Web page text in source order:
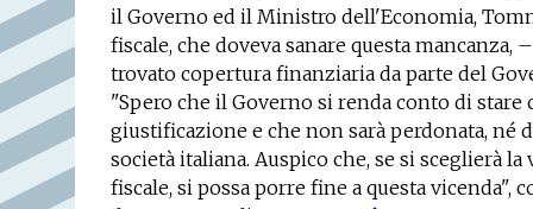
il Governo ed il Ministro dell'Economia,
fiscale, che doveva sanare questa
trovato copertura finanziaria da parte del
"Spero che il Governo si renda conto di
giustificazione e che non sarà perdonata,
società italiana. Auspico che, se si sceglierà
fiscale, si possa porre fine a questa vicenda",